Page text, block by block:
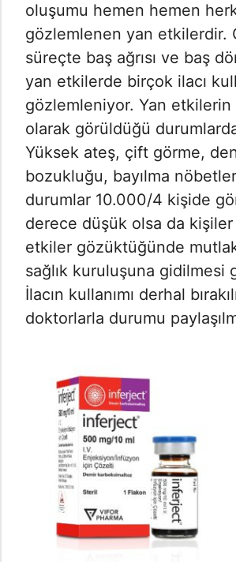
oluşumu hemen hemen
gözlemlenen yan etkilerdir.
süreçte baş ağrısı ve baş
yan etkilerde birçok ilacı
gözlemleniyor. Yan etkilerin
olarak görüldüğü
Yüksek ateş, çift görme,
bozukluğu, bayılma
durumlar 10.000/4 kişide
derece düşük olsa da kişiler
etkiler gözüktüğünde
sağlık kuruluşuna gidilmesi
İlacın kullanımı derhal
doktorlarla durumu